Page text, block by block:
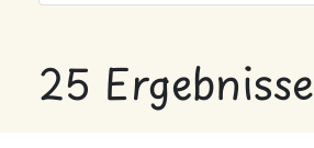
25 Ergebnisse